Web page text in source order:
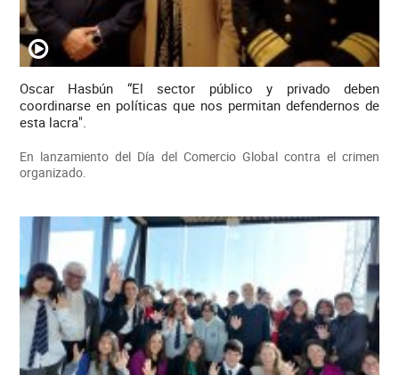
Oscar Hasbún “El sector público y privado deben
coordinarse en políticas que nos permitan defendernos de
esta lacra".
En lanzamiento del Día del Comercio Global contra el crimen
organizado.